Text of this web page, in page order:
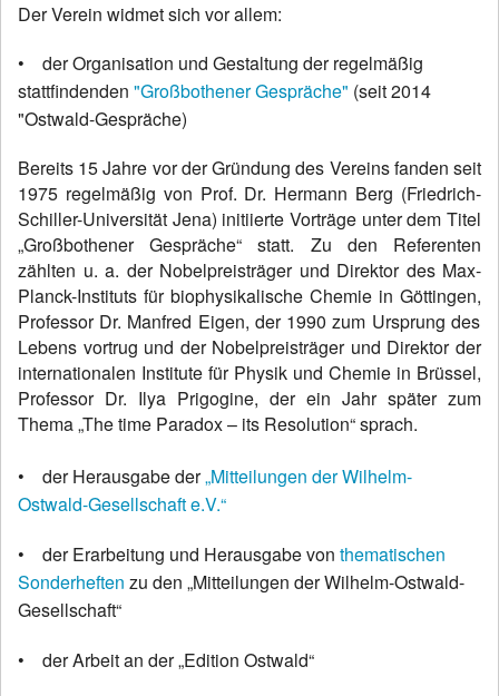
Der Verein widmet sich vor allem:
• der Organisation und Gestaltung der regelmäßig
stattfindenden "Großbothener Gespräche" (seit 2014
"Ostwald-Gespräche)
Bereits 15 Jahre vor der Gründung des Vereins fanden seit
1975 regelmäßig von Prof. Dr. Hermann Berg (Friedrich-
Schiller-Universität Jena) initiierte Vorträge unter dem Titel
„Großbothener Gespräche“ statt. Zu den Referenten
zählten u. a. der Nobelpreisträger und Direktor des Max-
Planck-Instituts für biophysikalische Chemie in Göttingen,
Professor Dr. Manfred Eigen, der 1990 zum Ursprung des
Lebens vortrug und der Nobelpreisträger und Direktor der
internationalen Institute für Physik und Chemie in Brüssel,
Professor Dr. Ilya Prigogine, der ein Jahr später zum
Thema „The time Paradox – its Resolution“ sprach.
• der Herausgabe der„Mitteilungen der Wilhelm-
Ostwald-Gesellschaft e.V.“
• der Erarbeitung und Herausgabe von thematischen
Sonderheften zu den „Mitteilungen der Wilhelm-Ostwald-
Gesellschaft“
• der Arbeit an der „Edition Ostwald“